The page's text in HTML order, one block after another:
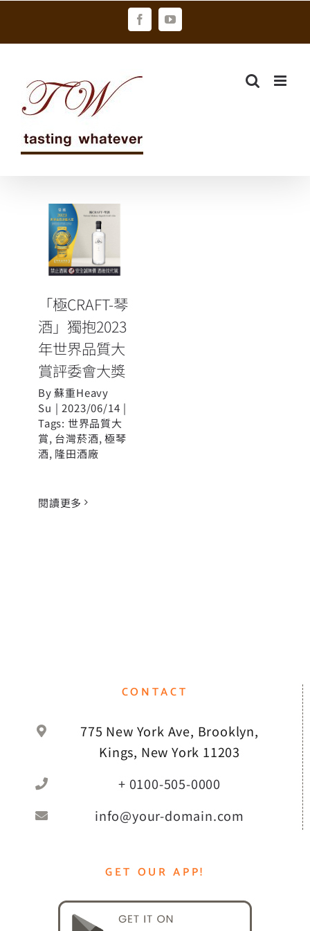
FacebookYouTube
「極CRAFT-琴
酒」獨抱2023
年世界品質大
「極CRAFT-琴
酒」獨抱2023
年世界品質大
賞評委會大獎
By蘇重Heavy
Su | 2023/06/14 |
Tags: 世界品質大
賞, 台灣菸酒,極琴
酒, 隆田酒廠
閱讀更多
CONTACT
775 New York Ave, Brooklyn,
Kings, New York 11203
+ 0100-505-0000
info@your-domain.com
GET OUR APP!